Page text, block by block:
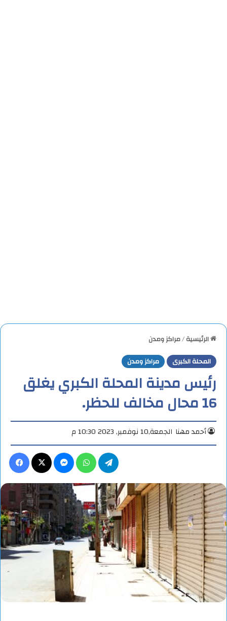
الرئيسية/مراكز ومدن
المحلة الكبرى
مراكز ومدن
رئيس مدينة المحلة الكبري يغلق
16 محال مخالف للحظر.
أحمد مهنا الجمعة,10 نوفمبر, 2023 10:30 م
ماسنجر واتساب تيلقرام